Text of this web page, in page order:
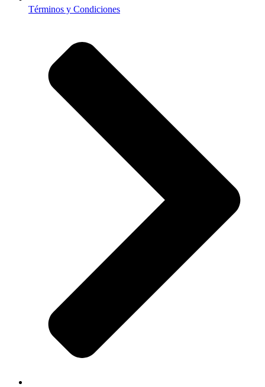
Términos y Condiciones